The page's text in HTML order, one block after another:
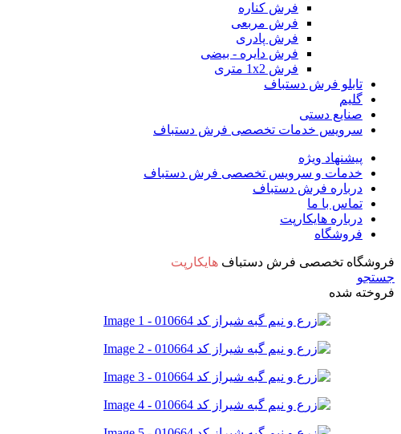
فرش کناره
فرش مربعی
فرش پادری
فرش دایره - بیضی
فرش 1x2 متری
تابلو فرش دستباف
گلیم
صنایع دستی
سرویس خدمات تخصصی فرش دستباف
پیشنهاد ویژه
خدمات و سرویس تخصصی فرش دستباف
درباره فرش دستباف
تماس با ما
درباره هایکارپت
فروشگاه
فروشگاه تخصصی فرش دستباف هایکارپت
جستجو
فروخته شده